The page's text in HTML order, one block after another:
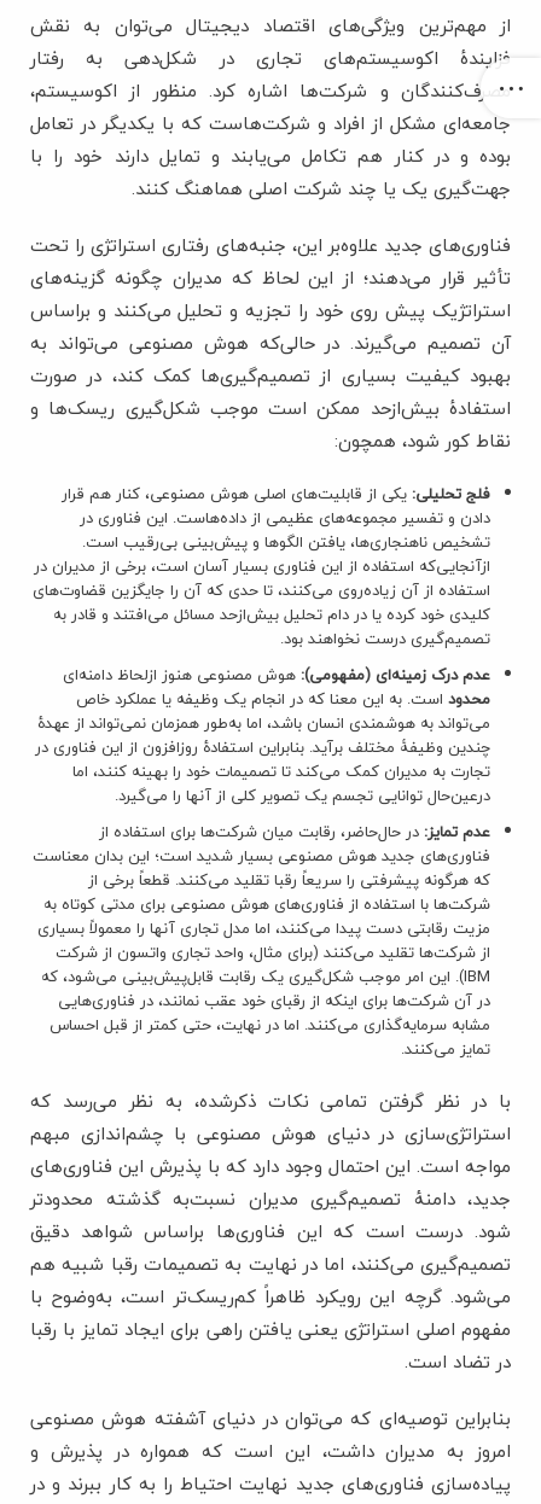
از مهم‌ترین ویژگی‌های اقتصاد دیجیتال می‌توان به نقش
فزایندۀ اکوسیستم‌های تجاری در شکل‌دهی به رفتار
مصرف‌کنندگان و شرکت‌ها اشاره کرد. منظور از اکوسیستم،
جامعه‌ای مشکل از افراد و شرکت‌هاست که با یکدیگر در تعامل
بوده و در کنار هم تکامل می‌یابند و تمایل دارند خود را با
جهت‌گیری یک یا چند شرکت اصلی هماهنگ کنند.
فناوری‌های جدید علاوه‌بر این، جنبه‌های رفتاری استراتژی را تحت
تأثیر قرار می‌دهند؛ از این لحاظ که مدیران چگونه گزینه‌های
استراتژیک پیش روی خود را تجزیه و تحلیل می‌کنند و براساس
آن تصمیم می‌گیرند. در حالی‌که هوش مصنوعی می‌تواند به
بهبود کیفیت بسیاری از تصمیم‌گیری‌ها کمک کند، در صورت
استفادۀ بیش‌ازحد ممکن است موجب شکل‌گیری ریسک‌ها و
نقاط کور شود، همچون:
فلج تحلیلی: یکی از قابلیت‌های اصلی هوش مصنوعی، کنار هم قرار
دادن و تفسیر مجموعه‌های عظیمی از داده‌هاست. این فناوری در
تشخیص ناهنجاری‌ها، یافتن الگوها و پیش‌بینی بی‌رقیب است.
ازآنجایی‌که استفاده از این فناوری بسیار آسان است، برخی از مدیران در
استفاده از آن زیاده‌روی می‌کنند، تا حدی که آن را جایگزین قضاوت‌های
کلیدی خود کرده یا در دام تحلیل بیش‌ازحد مسائل می‌افتند و قادر به
تصمیم‌گیری درست نخواهند بود.
عدم درک زمینه‌ای (مفهومی): هوش مصنوعی هنوز ازلحاظ دامنه‌ای
محدود است. به این معنا که در انجام یک وظیفه یا عملکرد خاص
می‌تواند به هوشمندی انسان باشد، اما به‌طور همزمان نمی‌تواند از عهدۀ
چندین وظیفۀ مختلف برآید. بنابراین استفادۀ روزافزون از این فناوری در
تجارت به مدیران کمک می‌کند تا تصمیمات خود را بهینه‌ کنند، اما
درعین‌حال توانایی تجسم یک تصویر کلی از آنها را می‌گیرد.
عدم تمایز: در حال‌حاضر، رقابت میان شرکت‌ها برای استفاده از
فناوری‌های جدید هوش مصنوعی بسیار شدید است؛ این بدان معناست
که هرگونه پیشرفتی را سریعاً رقبا تقلید می‌کنند. قطعاً برخی از
شرکت‌ها با استفاده از فناوری‌های هوش مصنوعی برای مدتی کوتاه به
مزیت رقابتی دست پیدا می‌کنند، اما مدل تجاری آنها را معمولاً بسیاری
از شرکت‌ها تقلید می‌کنند (برای مثال، واحد تجاری واتسون از شرکت
IBM). این امر موجب شکل‌گیری یک رقابت قابل‌پیش‌بینی می‌شود، که
در آن شرکت‌ها برای اینکه از رقبای خود عقب نمانند، در فناوری‌هایی
مشابه سرمایه‌گذاری می‌کنند. اما در نهایت، حتی کمتر از قبل احساس
تمایز می‌کنند.
با در نظر گرفتن تمامی نکات ذکرشده، به نظر می‌رسد که
استراتژی‌سازی در دنیای هوش مصنوعی با چشم‌اندازی مبهم
مواجه است. این احتمال وجود دارد که با پذیرش این فناوری‌های
جدید، دامنۀ تصمیم‌گیری مدیران نسبت‌به گذشته محدودتر
شود. درست است که این فناوری‌ها براساس شواهد دقیق
تصمیم‌گیری می‌کنند، اما در نهایت به تصمیمات رقبا شبیه هم
می‌شود. گرچه این رویکرد ظاهراً کم‌ریسک‌تر است، به‌وضوح با
مفهوم اصلی استراتژی یعنی یافتن راهی برای ایجاد تمایز با رقبا
در تضاد است.
بنابراین توصیه‌ای که می‌توان در دنیای آشفته‌ هوش مصنوعی
امروز به مدیران داشت، این است که همواره در پذیرش و
پیاده‌سازی فناوری‌های جدید نهایت احتیاط را به کار ببرند و در